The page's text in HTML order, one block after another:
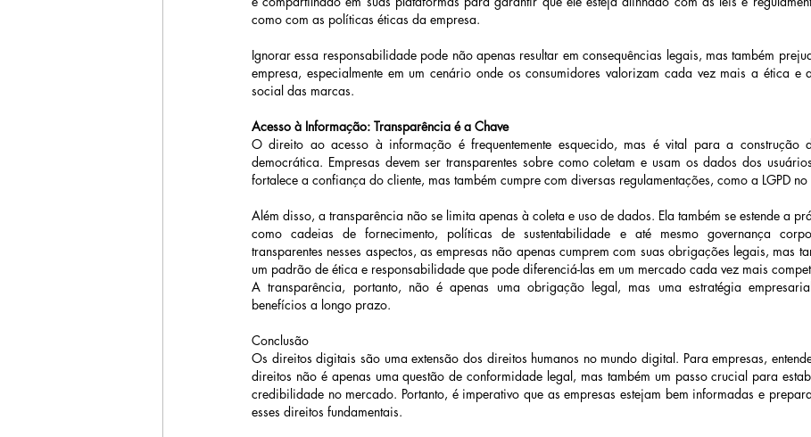
como com as políticas éticas da empresa.
Ignorar essa responsabilidade pode não apenas resultar em consequências legais, mas também
empresa, especialmente em um cenário onde os consumidores valorizam cada vez mais a ética e
social das marcas.
Acesso à Informação: Transparência é a Chave
O direito ao acesso à informação é frequentemente esquecido, mas é vital para a construção
democrática. Empresas devem ser transparentes sobre como coletam e usam os dados dos
fortalece a confiança do cliente, mas também cumpre com diversas regulamentações, como a LGPD no
Além disso, a transparência não se limita apenas à coleta e uso de dados. Ela também se estende a
como cadeias de fornecimento, políticas de sustentabilidade e até mesmo governança
transparentes nesses aspectos, as empresas não apenas cumprem com suas obrigações legais, mas
um padrão de ética e responsabilidade que pode diferenciá-las em um mercado cada vez mais
A transparência, portanto, não é apenas uma obrigação legal, mas uma estratégia
benefícios a longo prazo.
Conclusão
Os direitos digitais são uma extensão dos direitos humanos no mundo digital. Para empresas,
direitos não é apenas uma questão de conformidade legal, mas também um passo crucial para
credibilidade no mercado. Portanto, é imperativo que as empresas estejam bem informadas e
esses direitos fundamentais.